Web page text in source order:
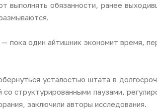
выполнять обязанности, ранее
один айтишник экономит время,
усталостью штата в
структурированными паузами,
заключили авторы исследования.